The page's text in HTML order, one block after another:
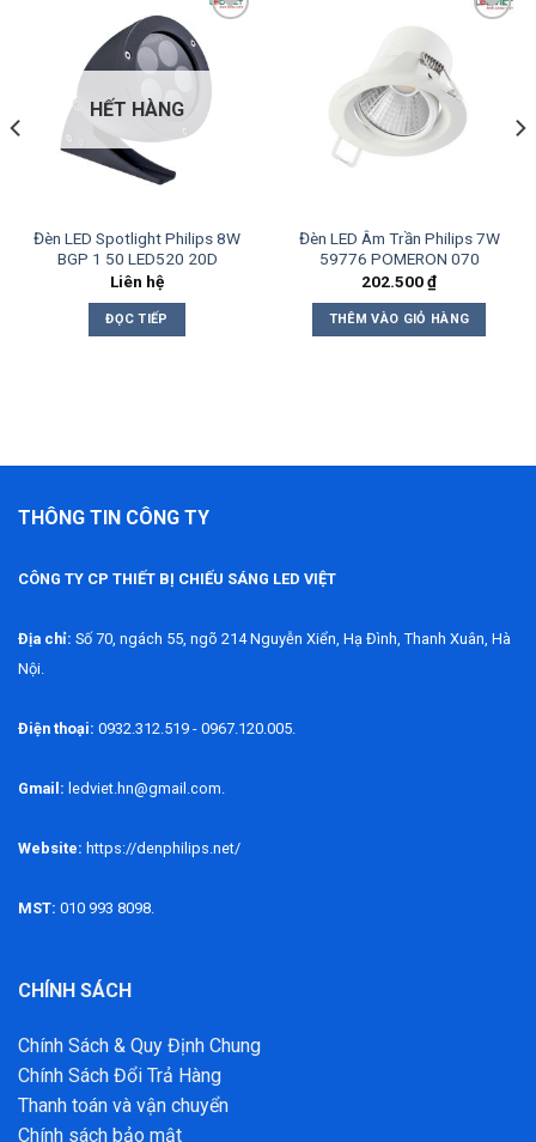
HẾT HÀNG
Đèn LED Spotlight Philips 8W
BGP 1 50 LED520 20D
Liên hệ
ĐỌC TIẾP
wishlist
Đèn LED Âm Trần Philips 7W
59776 POMERON 070
202.500₫
THÊM VÀO GIỎ HÀNG
THÔNG TIN CÔNG TY
CÔNG TY CP THIẾT BỊ CHIẾU SÁNG LED VIỆT
Địa chỉ: Số 70, ngách 55, ngõ 214 Nguyễn Xiển, Hạ Đình, Thanh Xuân, Hà
Nội.
Điện thoại: 0932.312.519 - 0967.120.005.
Gmail: ledviet.hn@gmail.com.
Website: https://denphilips.net/
MST: 010 993 8098.
CHÍNH SÁCH
Chính Sách & Quy Định Chung
Chính Sách Đổi Trả Hàng
Thanh toán và vận chuyển
Chính sách bảo mật